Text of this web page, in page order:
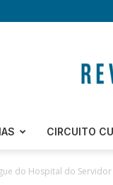
CIRCUITO
do Hospital do